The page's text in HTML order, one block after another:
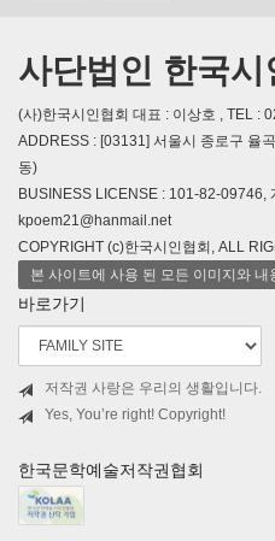
사단법인 한국시
(사)한국시인협회 대표 : 이상호 , TEL :
ADDRESS : [03131] 서울시 종로구 율
동)
BUSINESS LICENSE : 101-82-09746,
kpoem21@hanmail.net
COPYRIGHT (c)한국시인협회, ALL
본 사이트에 사용 된 모든 이미지와
바로가기
저작권 사랑은 우리의 생활입니다.
Yes, You’re right! Copyright!
한국문학예술저작권협회